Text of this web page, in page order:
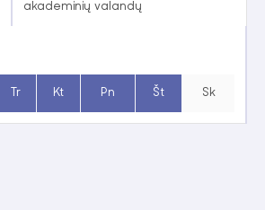
akademinių valandų
Tr Kt Pn Št Sk